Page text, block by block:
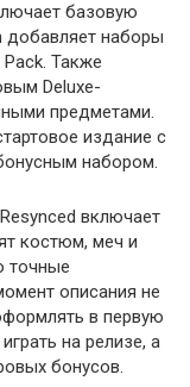
базовую
добавляет наборы
Также
Deluxe-
предметами.
издание с
набором.
включает
костюм, меч и
точные
описания не
в первую
на релизе, а
бонусов.